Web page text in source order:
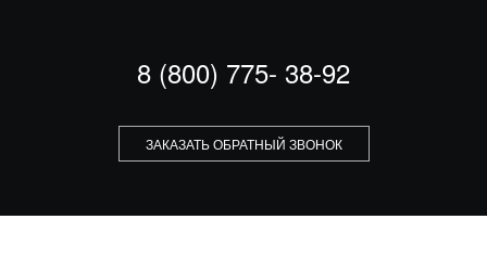
8 (800) 775- 38-92
ЗАКАЗАТЬ ОБРАТНЫЙ ЗВОНОК